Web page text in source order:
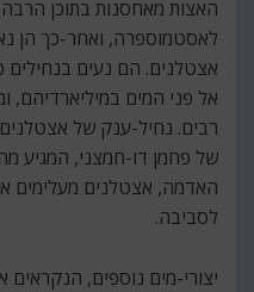
האצות מאחסנות בתוכן
לאסטמוספרה, ואחר-כך הן
אצטלנים. הם נעים בנחילים
אל פני המים במיליארדיהם,
רבים. נחיל-ענק של
של פחמן דו-חמצני, המגיע
האדמה, אצטלנים מעלימים
לסביבה.
יצורי-מים נוספים, הנקראים